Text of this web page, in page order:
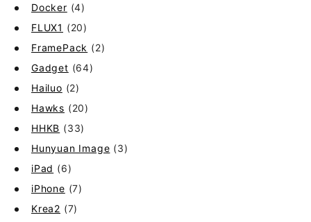
Docker (4)
FLUX1 (20)
FramePack (2)
Gadget (64)
Hailuo (2)
Hawks (20)
HHKB (33)
Hunyuan Image (3)
iPad (6)
iPhone (7)
Krea2 (7)